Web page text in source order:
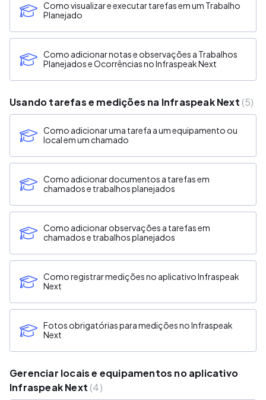
Como visualizar e executar tarefas em um Trabalho
Planejado
Como adicionar notas e observações a Trabalhos
Planejados e Ocorrências no Infraspeak Next
Usando tarefas e medições na Infraspeak Next 5
Como adicionar uma tarefa a um equipamento ou
local em um chamado
Como adicionar documentos a tarefas em
chamados e trabalhos planejados
Como adicionar observações a tarefas em
chamados e trabalhos planejados
Como registrar medições no aplicativo Infraspeak
Next
Fotos obrigatórias para medições no Infraspeak
Next
Gerenciar locais e equipamentos no aplicativo
Infraspeak Next 4